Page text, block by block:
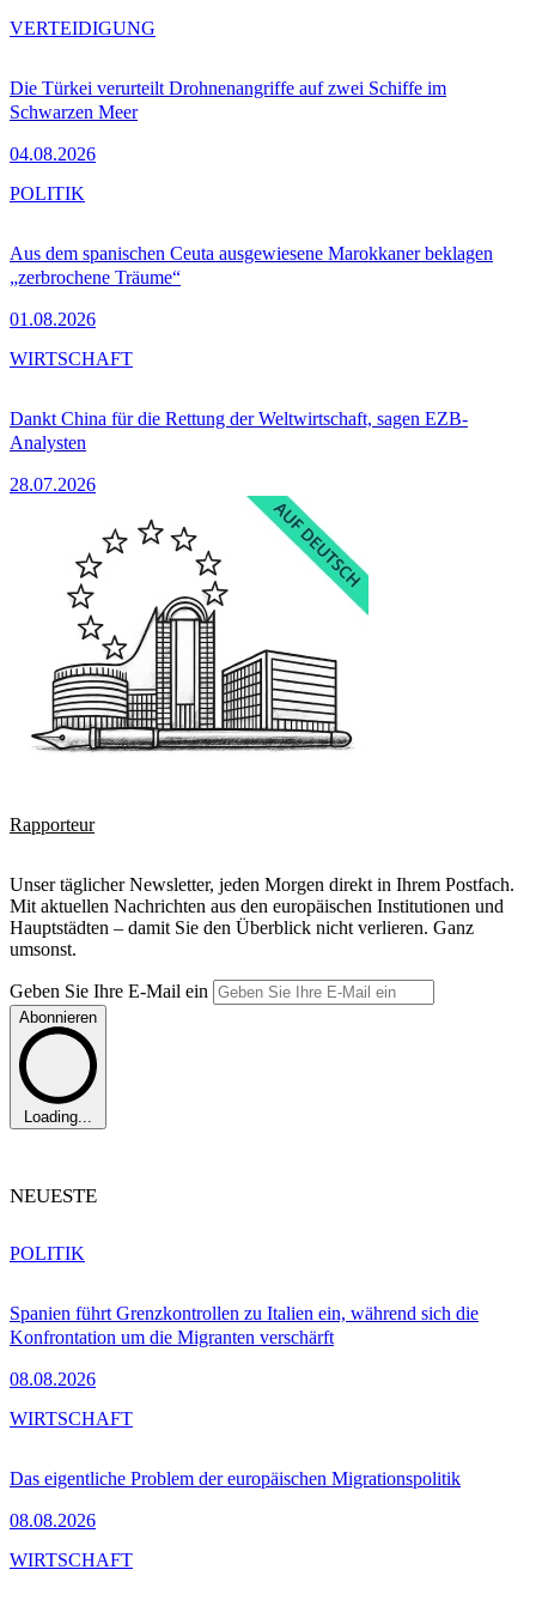
Die Türkei verurteilt Drohnenangriffe auf zwei Schiffe im
Schwarzen Meer
04.08.2026
VERTEIDIGUNG
Aus dem spanischen Ceuta ausgewiesene Marokkaner beklagen
„zerbrochene Träume“
01.08.2026
POLITIK
Dankt China für die Rettung der Weltwirtschaft, sagen EZB-
Analysten
28.07.2026
WIRTSCHAFT
Rapporteur
Unser täglicher Newsletter, jeden Morgen direkt in Ihrem Postfach.
Mit aktuellen Nachrichten aus den europäischen Institutionen und
Hauptstädten – damit Sie den Überblick nicht verlieren. Ganz
umsonst.
Geben Sie Ihre E-Mail ein
Abonnieren
Loading...
NEUESTE
Spanien führt Grenzkontrollen zu Italien ein, während sich die
Konfrontation um die Migranten verschärft
08.08.2026
POLITIK
Das eigentliche Problem der europäischen Migrationspolitik
08.08.2026
WIRTSCHAFT
WIRTSCHAFT